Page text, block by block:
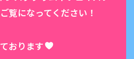
覧になってください！
おります